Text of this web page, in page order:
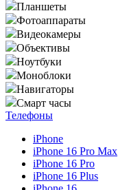
Планшеты
Фотоаппараты
Видеокамеры
Объективы
Ноутбуки
Моноблоки
Навигаторы
Смарт часы
Телефоны
iPhone
iPhone 16 Pro Max
iPhone 16 Pro
iPhone 16 Plus